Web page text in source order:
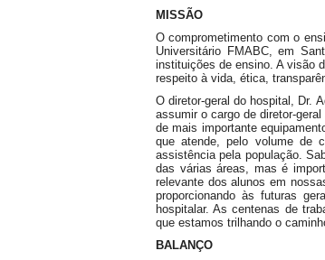
MISSÃO
O comprometimento com o
Universitário FMABC, em
instituições de ensino. A visão
respeito à vida, ética,
O diretor-geral do hospital, Dr.
assumir o cargo de diretor-
de mais importante
que atende, pelo volume de
assistência pela população.
das várias áreas, mas é
relevante dos alunos em
proporcionando às futuras
hospitalar. As centenas de
que estamos trilhando o
BALANÇO